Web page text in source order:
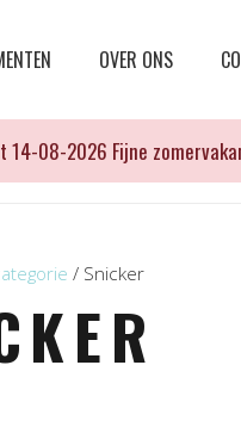
OVER ONS
08-2026 Fijne
/ Snicker